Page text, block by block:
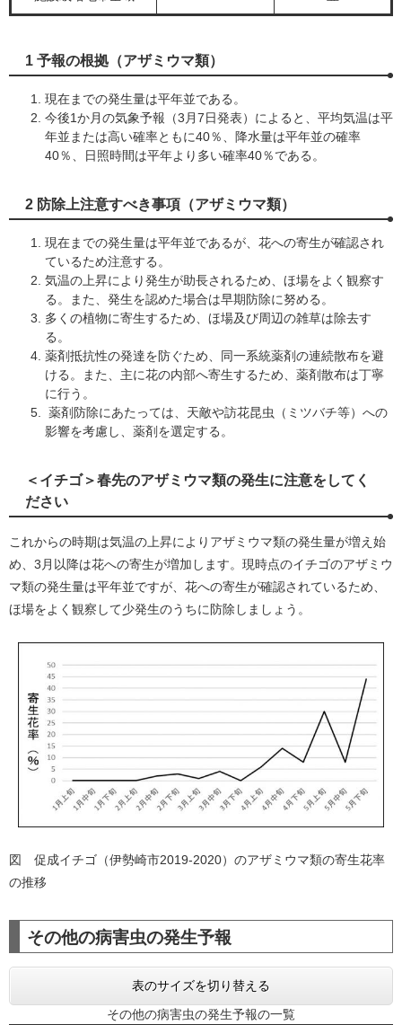
1 予報の根拠（アザミウマ類）
現在までの発生量は平年並である。
今後1か月の気象予報（3月7日発表）によると、平均気温は平
年並または高い確率ともに40％、降水量は平年並の確率
40％、日照時間は平年より多い確率40％である。
2 防除上注意すべき事項（アザミウマ類）
現在までの発生量は平年並であるが、花への寄生が確認され
ているため注意する。
気温の上昇により発生が助長されるため、ほ場をよく観察す
る。また、発生を認めた場合は早期防除に努める。
多くの植物に寄生するため、ほ場及び周辺の雑草は除去す
る。
薬剤抵抗性の発達を防ぐため、同一系統薬剤の連続散布を避
ける。また、主に花の内部へ寄生するため、薬剤散布は丁寧
に行う。
薬剤防除にあたっては、天敵や訪花昆虫（ミツバチ等）への
影響を考慮し、薬剤を選定する。
＜イチゴ＞春先のアザミウマ類の発生に注意をしてく
ださい
これからの時期は気温の上昇によりアザミウマ類の発生量が増え始
め、3月以降は花への寄生が増加します。現時点のイチゴのアザミウ
マ類の発生量は平年並ですが、花への寄生が確認されているため、
ほ場をよく観察して少発生のうちに防除しましょう。
図 促成イチゴ（伊勢崎市2019-2020）のアザミウマ類の寄生花率
の推移
その他の病害虫の発生予報
表のサイズを切り替える
その他の病害虫の発生予報の一覧